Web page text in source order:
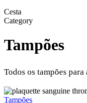
Cesta
Cart
Category
Tampões
Todos os tampões
Preparo
de
Tampões